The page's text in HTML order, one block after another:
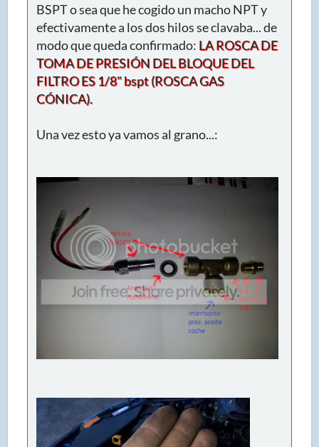
BSPT o sea que he cogido un macho NPT y
efectivamente a los dos hilos se clavaba... de
modo que queda confirmado: LA ROSCA DE
TOMA DE PRESIÓN DEL BLOQUE DEL
FILTRO ES 1/8" bspt (ROSCA GAS
CÓNICA).
Una vez esto ya vamos al grano...: